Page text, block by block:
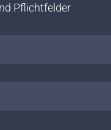
Pflichtfelder